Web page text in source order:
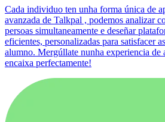
Cada individuo ten unha forma única de
avanzada de Talkpal , podemos analizar
persoas simultaneamente e deseñar
eficientes, personalizadas para satisfacer
alumno. Mergúllate nunha experiencia de
encaixa perfectamente!